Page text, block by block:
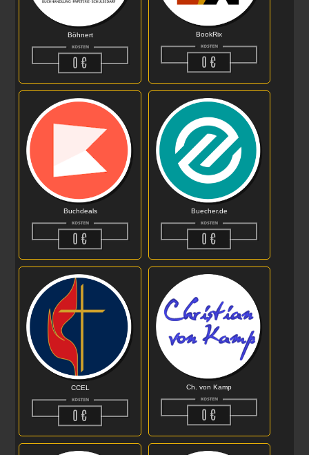
Böhnert BookRix
Buchdeals Buecher.de
CCEL Ch. von Kamp